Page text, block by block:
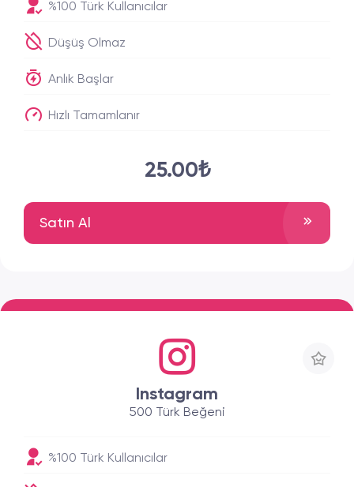
%100 Türk Kullanıcılar
Düşüş Olmaz
Anlık Başlar
Hızlı Tamamlanır
25.00₺
Satın Al
Instagram
500 Türk Beğeni
%100 Türk Kullanıcılar